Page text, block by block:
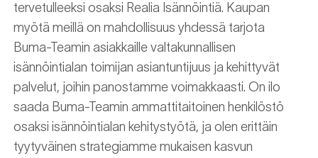
tervetulleeksi osaksi Realia Isännöintiä. Kaupan
myötä meillä on mahdollisuus yhdessä tarjota
Buma-Teamin asiakkaille valtakunnallisen
isännöintialan toimijan asiantuntijuus ja kehittyvät
palvelut, joihin panostamme voimakkaasti. On ilo
saada Buma-Teamin ammattitaitoinen henkilöstö
osaksi isännöintialan kehitystyötä, ja olen erittäin
tyytyväinen strategiamme mukaisen kasvun